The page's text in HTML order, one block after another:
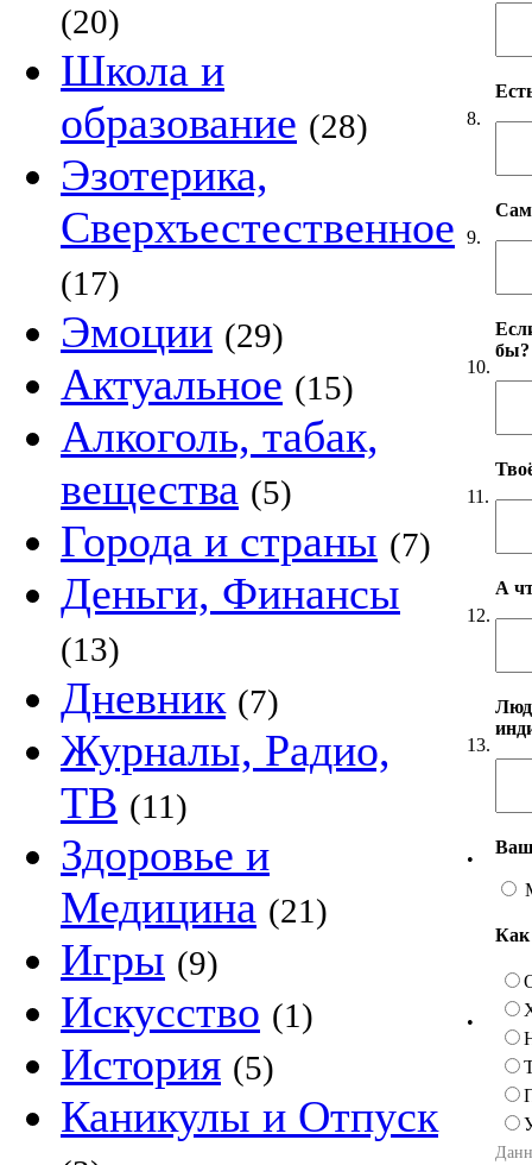
(20)
Школа и
образование (28)
Эзотерика,
Сверхъестественное
(17)
Эмоции (29)
Актуальное (15)
Алкоголь, табак,
вещества (5)
Города и страны (7)
Деньги, Финансы
(13)
Дневник (7)
Журналы, Радио,
ТВ (11)
Здоровье и
Медицина (21)
Игры (9)
Искусство (1)
История (5)
Каникулы и Отпуск
8.
9.
10.
бы?
11.
12.
А
13.
•
•
Как